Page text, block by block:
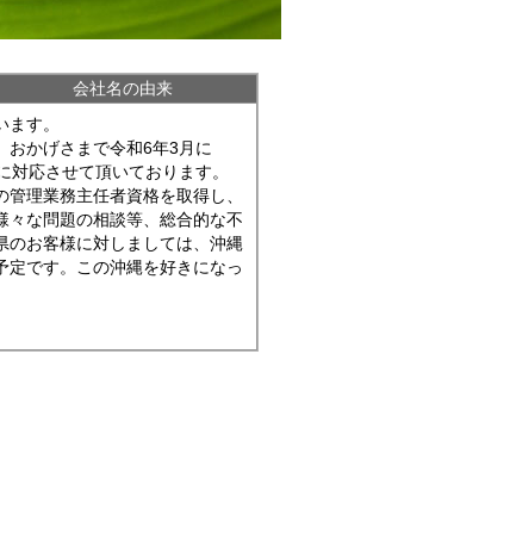
会社名の由来
す。
かげさまで令和6年3月に
応させて頂いております。
理業務主任者資格を取得し、
々な問題の相談等、総合的な不
のお客様に対しましては、沖縄
です。この沖縄を好きになっ